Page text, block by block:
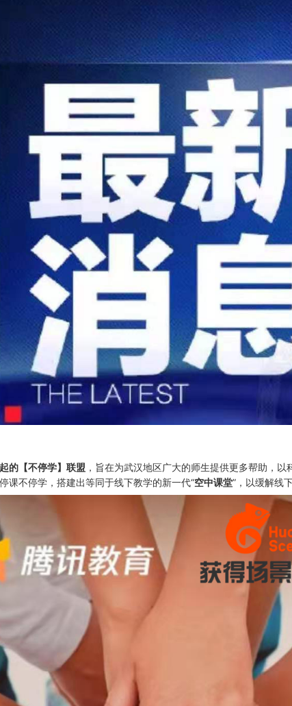
的【不停学】联盟 ，旨在为武汉地区广大的师生提供更多帮助，
课不停学，搭建出等同于线下教学的新一代“空中课堂”，以缓解线